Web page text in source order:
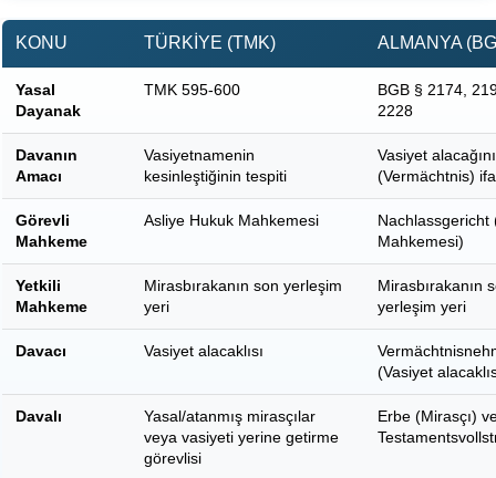
KONU TÜRKIYE (TMK) ALMANYA
Yasal
Dayanak
TMK 595-600
BGB § 2174,
2228
Davanın
Amacı
Vasiyetnamenin
kesinleştiğinin tespiti
Vasiyet
(Vermächtnis)
Görevli
Mahkeme
Asliye Hukuk Mahkemesi
Nachlassgericht
Mahkemesi)
Yetkili
Mahkeme
Mirasbırakanın son yerleşim
yeri
Mirasbırakanın
yerleşim yeri
Davacı Vasiyet alacaklısı
(Vasiyet
Davalı
Yasal/atanmış mirasçılar
veya vasiyeti yerine getirme
görevlisi
Erbe (Mirasçı)